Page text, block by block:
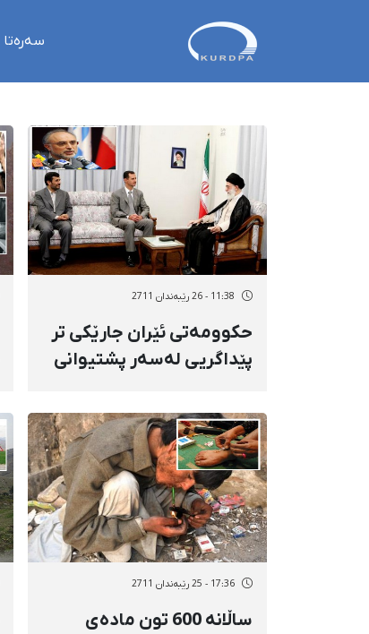
سەرەتا
11:38 - 26 رێبەندان 2711
حكوومەتی ئێران جارێكی تر
پێداگریی لەسەر پشتیوانی
داگرتەوە
17:36 - 25 رێبەندان 2711
ساڵانە 600 تون مادەی